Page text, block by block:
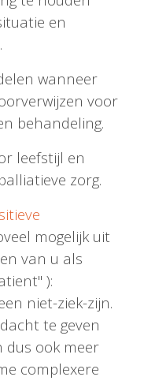
en
wanneer
voor
behandeling.
leefstijl en
zorg.
mogelijk uit
van u als
):
niet-ziek-zijn.
te geven
dus ook meer
complexere